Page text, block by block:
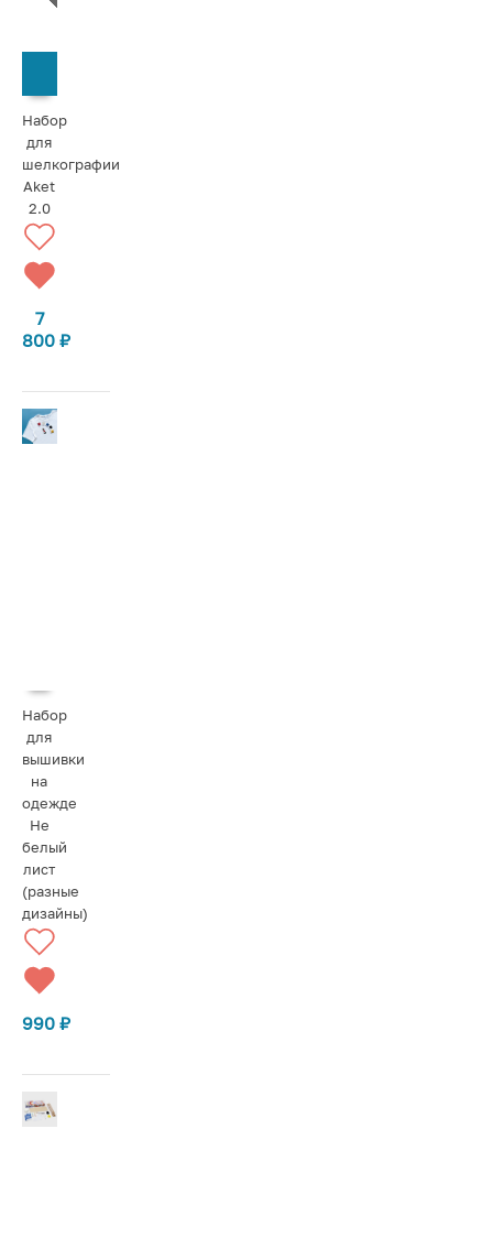
Набор
для
шелкографии
Aket
2.0
7
800 ₽
Набор
для
вышивки
на
одежде
Не
белый
лист
(разные
дизайны)
990 ₽